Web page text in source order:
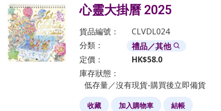
心靈大掛曆 2025
貨品編號：
CLVDL024
分類：
禮品／其他
定價：
HK$58.0
庫存狀態：
低存量／沒有現貨-購買後立即備貨
收藏 加入購物車 結帳